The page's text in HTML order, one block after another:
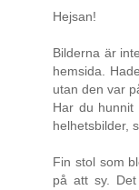
Hejsan!
Bilderna är
hemsida.
utan den var
Har du hunnit
helhetsbilder,
Fin stol som
på att sy.